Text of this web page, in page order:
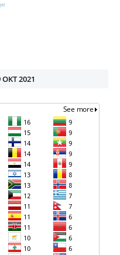
OKT 2021